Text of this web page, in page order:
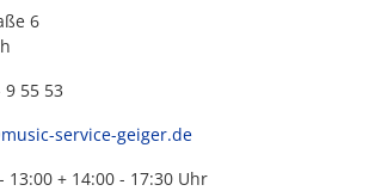
6
9 55 53
service-geiger.de
13:00 + 14:00 - 17:30 Uhr